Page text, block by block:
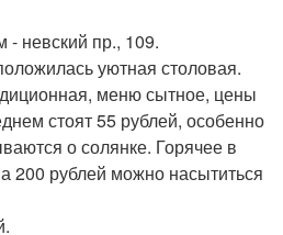
- невский пр., 109.
уютная столовая.
меню сытное, цены
стоят 55 рублей, особенно
о солянке. Горячее в
200 рублей можно насытиться